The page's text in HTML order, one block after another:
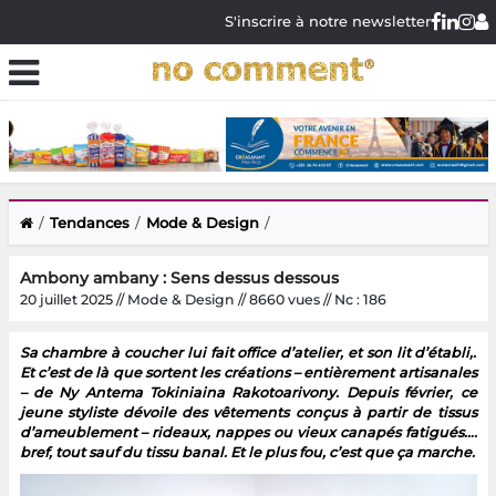
S'inscrire à notre newsletter
Tendances Mode & Design
Ambony ambany : Sens dessus dessous
20 juillet 2025 // Mode & Design // 8660 vues // Nc : 186
Sa chambre à coucher lui fait office d’atelier, et son lit d’établi,.
Et c’est de là que sortent les créations – entièrement artisanales
– de Ny Antema Tokiniaina Rakotoarivony. Depuis février, ce
jeune styliste dévoile des vêtements conçus à partir de tissus
d’ameublement – rideaux, nappes ou vieux canapés fatigués….
bref, tout sauf du tissu banal. Et le plus fou, c’est que ça marche.